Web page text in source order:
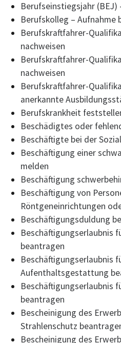
Berufseinstiegsjahr
Berufskolleg – Aufnahme
Berufskraftfahrer-
nachweisen
Berufskraftfahrer-
nachweisen
Berufskraftfahrer-
anerkannte
Berufskrankheit
Beschädigtes oder
Beschäftigte bei der
Beschäftigung einer
melden
Beschäftigung
Beschäftigung von
Röntgeneinrichtungen
Beschäftigungsduldung
Beschäftigungserlaubnis
beantragen
Beschäftigungserlaubnis
Aufenthaltsgestattung
Beschäftigungserlaubnis
beantragen
Bescheinigung des
Strahlenschutz
Bescheinigung des